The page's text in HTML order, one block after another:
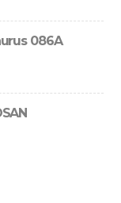
086A